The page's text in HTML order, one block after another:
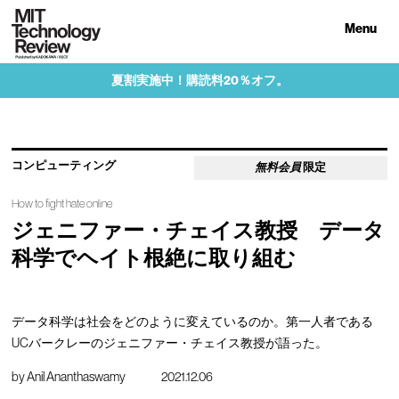
Menu
夏割実施中！購読料20％オフ。
コンピューティング 無料会員 限定
How to fight hate online
ジェニファー・チェイス教授 データ
科学でヘイト根絶に取り組む
データ科学は社会をどのように変えているのか。第一人者である
UCバークレーのジェニファー・チェイス教授が語った。
byAnil Ananthaswamy 2021.12.06